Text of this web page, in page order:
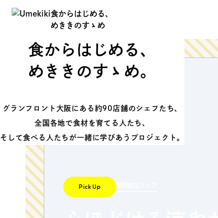
食からはじめる、
めききのすゝめ
食からはじめる、
めききのすゝめ
About
食からはじめる、
めききのすゝめ。
グランフロント大阪にある約90店舗のシェフたち、
全国各地で食材を育てる人たち、
そして食べる人たちが一緒に学びあうプロジェクト。
Pick Up